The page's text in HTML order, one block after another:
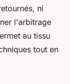
ni
l'arbitrage
au tissu
tout en